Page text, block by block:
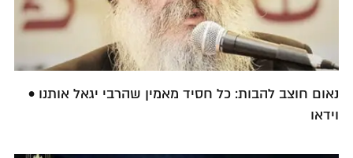
נאום חוצב להבות: כל חסיד מאמין שהרבי יגאל אותנו •
וידאו